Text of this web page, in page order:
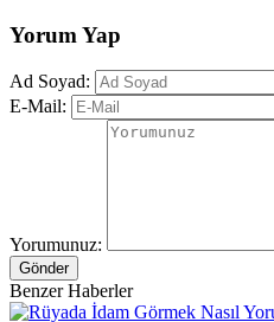
Yorum Yap
Ad Soyad:
E-Mail:
Yorumunuz:
Gönder
Benzer Haberler